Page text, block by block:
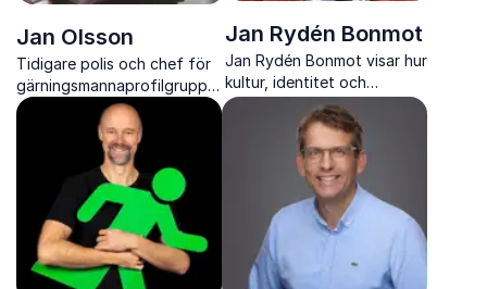
Jan Olsson
Tidigare polis och chef för
gärningsmannaprofilgruppen
som delar unika insikter från
några av Sveriges mest
uppmärksammade
Jan Rydén Bonmot
Jan Rydén Bonmot visar hur
kultur, identitet och
spekulativ design kan bli
nycklar till verklig
systemförändring i den
hållbara omställningen.